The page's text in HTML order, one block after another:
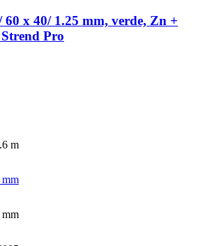
60 x 40/ 1.25 mm, verde, Zn +
Pro
m
mm